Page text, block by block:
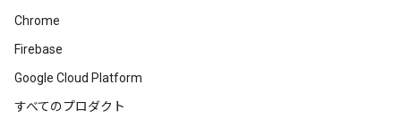
Chrome
Firebase
Google Cloud Platform
すべてのプロダクト